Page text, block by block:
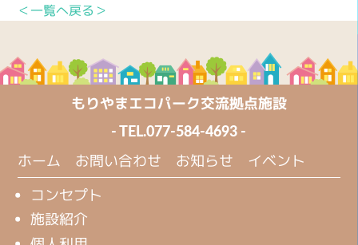
＜一覧へ戻る＞
もりやまエコパーク交流拠点施設
- TEL.077-584-4693 -
ホーム お問い合わせ お知らせ イベント
コンセプト
施設紹介